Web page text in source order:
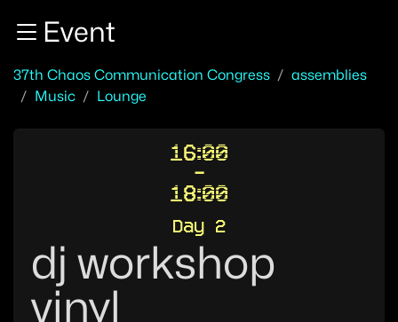
Zum InhaltEvent
37th Chaos Communication Congress
assemblies
Music
Lounge
16:00
-
18:00
Day 2
dj workshop
vinyl